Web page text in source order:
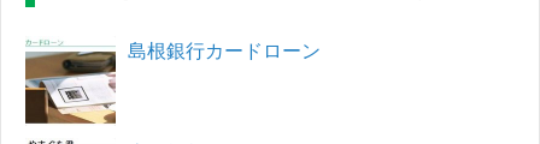
島根銀行カードローン